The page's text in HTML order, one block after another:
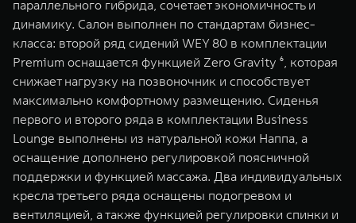
параллельного гибрида, сочетает экономичность и
динамику. Салон выполнен по стандартам бизнес-
класса: второй ряд сидений WEY 80 в комплектации
Premium оснащается функцией Zero Gravity ⁶, которая
снижает нагрузку на позвоночник и способствует
максимально комфортному размещению. Сиденья
первого и второго ряда в комплектации Business
Lounge выполнены из натуральной кожи Наппа, а
оснащение дополнено регулировкой поясничной
поддержки и функцией массажа. Два индивидуальных
кресла третьего ряда оснащены подогревом и
вентиляцией, а также функцией регулировки спинки и